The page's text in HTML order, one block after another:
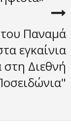
Παναμά
εγκαίνια
Διεθνή